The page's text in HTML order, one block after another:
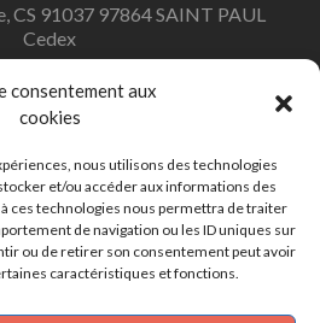
consentement aux
cookies
nous utilisons des technologies
et/ou accéder aux informations des
ces technologies nous permettra de traiter
de navigation ou les ID uniques sur
ou de retirer son consentement peut avoir
caractéristiques et fonctions.
CS 91037 97864 SAINT PAUL
Cedex
(0)262 45 92 92